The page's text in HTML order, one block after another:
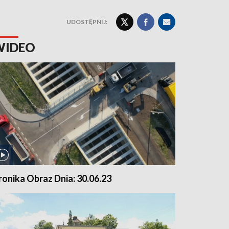
UDOSTĘPNIJ:
Obraz Dnia: 30.06.23